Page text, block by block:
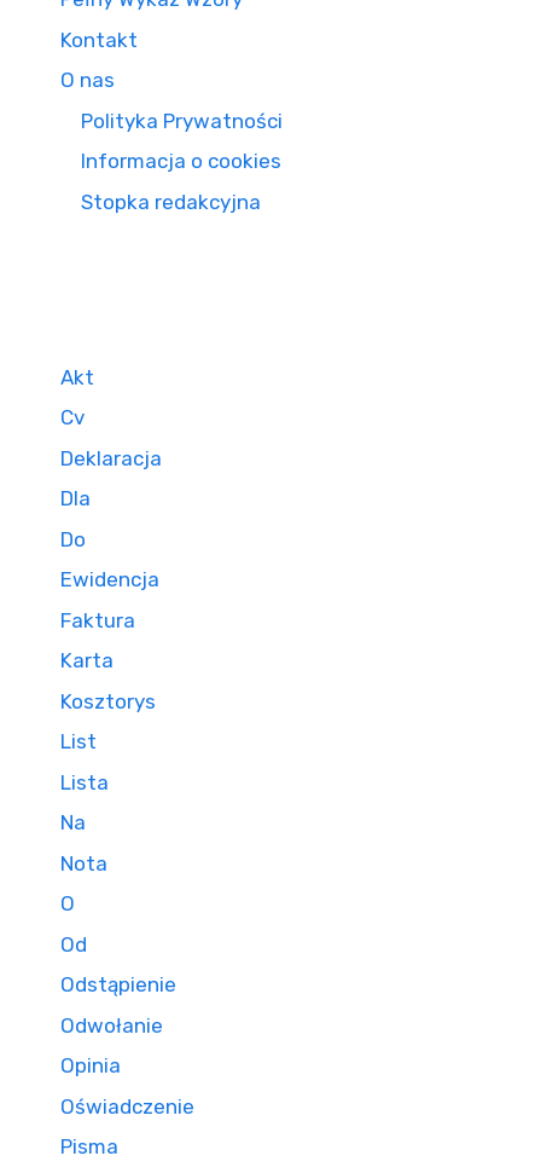
Kontakt
O nas
Polityka Prywatności
Informacja o cookies
Stopka redakcyjna
Akt
Cv
Deklaracja
Dla
Do
Ewidencja
Faktura
Karta
Kosztorys
List
Lista
Na
Nota
O
Od
Odstąpienie
Odwołanie
Opinia
Oświadczenie
Pisma